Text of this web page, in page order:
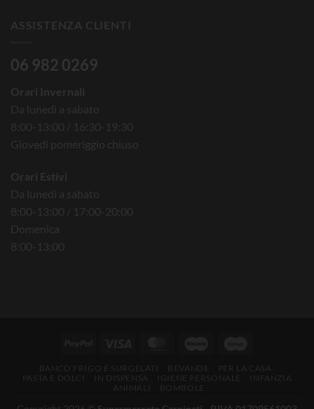
ASSISTENZA CLIENTI
06 982 0269
Orari Invernali
Da lunedì a sabato
8:00-13:00 / 16:30-19:30
Giovedì pomeriggio chiuso
Orari Estivi
Da lunedì a sabato
8:00-13:00 / 17:00-20:00
Domenica
8:00-13:00